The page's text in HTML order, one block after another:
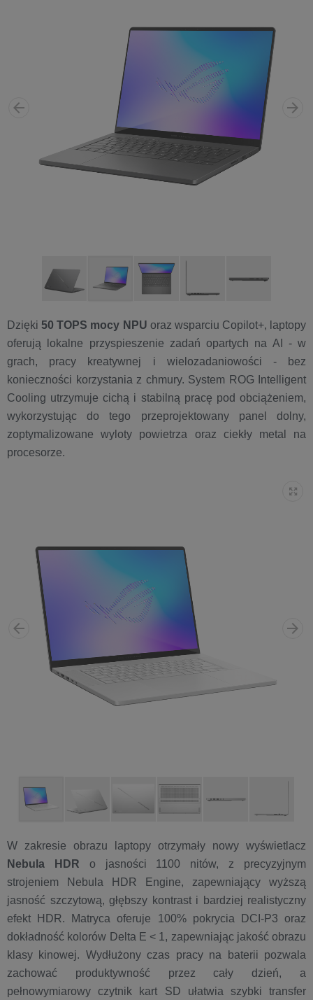
Dzięki50 TOPS mocy NPU oraz wsparciu Copilot+, laptopy
oferują lokalne przyspieszenie zadań opartych na AI - w
grach, pracy kreatywnej i wielozadaniowości - bez
konieczności korzystania z chmury. System ROG Intelligent
Cooling utrzymuje cichą i stabilną pracę pod obciążeniem,
wykorzystując do tego przeprojektowany panel dolny,
zoptymalizowane wyloty powietrza oraz ciekły metal na
procesorze.
W zakresie obrazu laptopy otrzymały nowy wyświetlacz
Nebula HDR o jasności 1100 nitów, z precyzyjnym
strojeniem Nebula HDR Engine, zapewniający wyższą
jasność szczytową, głębszy kontrast i bardziej realistyczny
efekt HDR. Matryca oferuje 100% pokrycia DCI-P3 oraz
dokładność kolorów Delta E < 1, zapewniając jakość obrazu
klasy kinowej. Wydłużony czas pracy na baterii pozwala
zachować produktywność przez cały dzień, a
pełnowymiarowy czytnik kart SD ułatwia szybki transfer